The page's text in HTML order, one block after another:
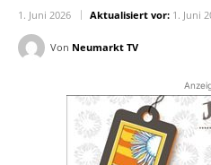
1. Juni 2026 Aktualisiert vor: 1. Juni
Von Neumarkt TV